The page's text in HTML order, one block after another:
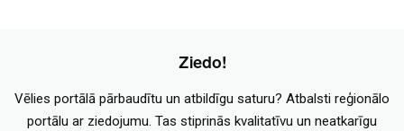
Ziedo!
Vēlies portālā pārbaudītu un atbildīgu saturu? Atbalsti reģionālo
portālu ar ziedojumu. Tas stiprinās kvalitatīvu un neatkarīgu